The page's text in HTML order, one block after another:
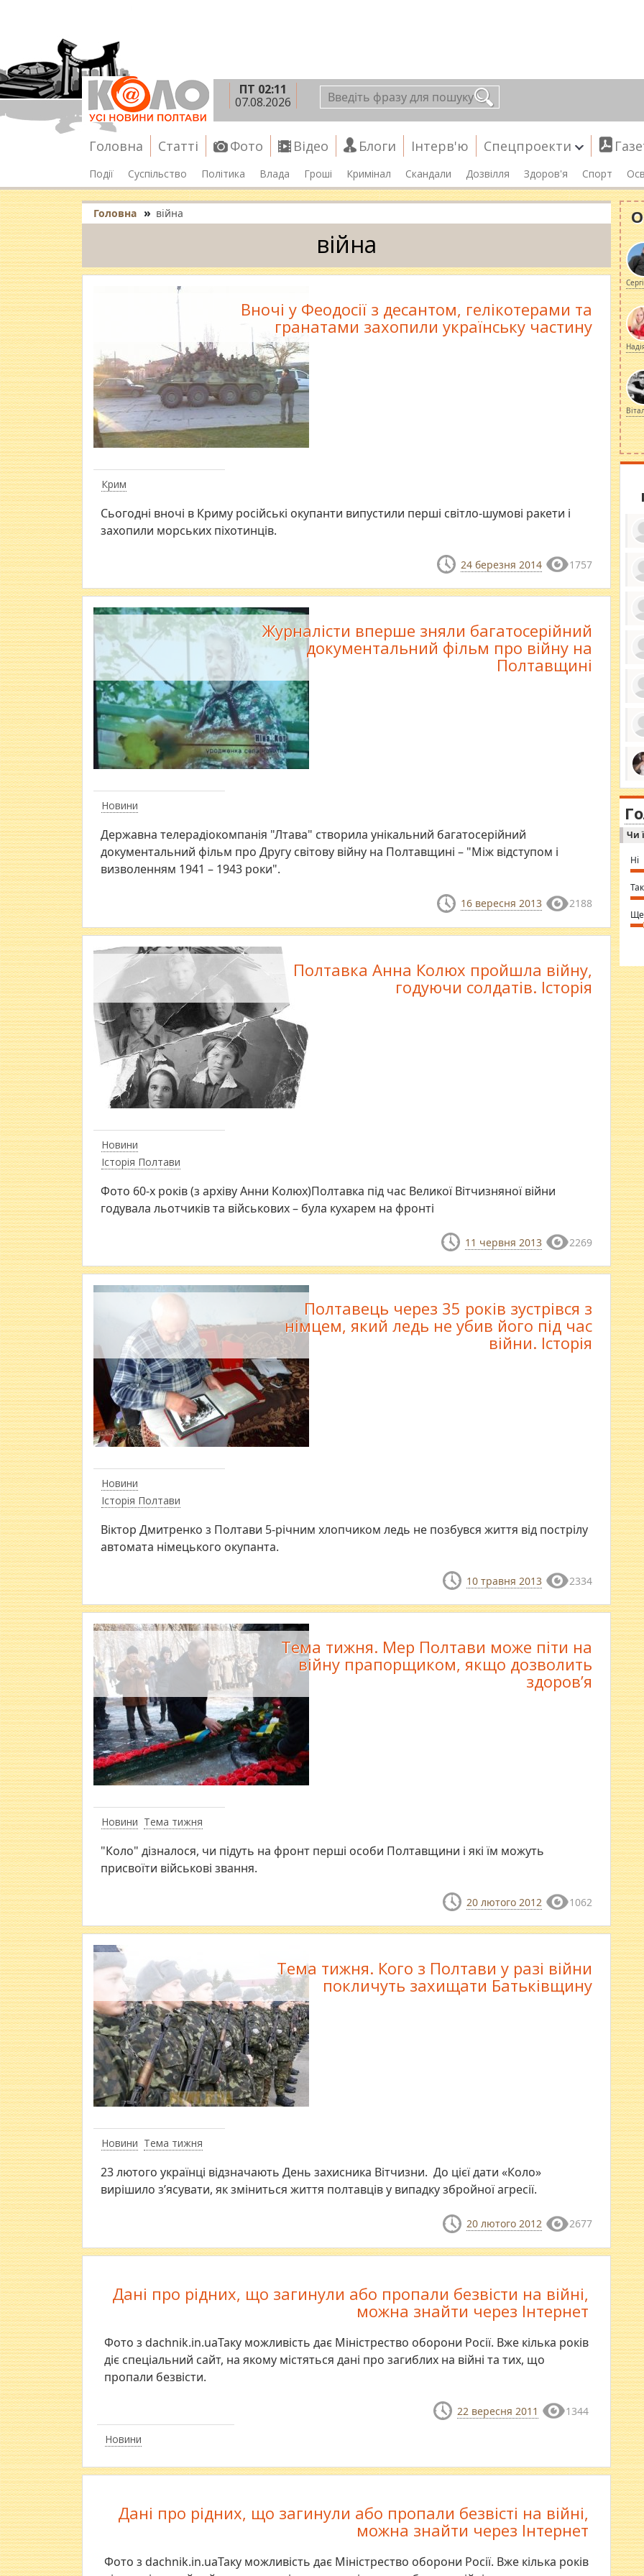
ПТ 02:11
07.08.2026
Головна Статті Фото Відео Блоги Інтерв'ю Спецпроекти
Події Суспільство Політика Влада Гроші Кримінал Скандали Дозвілля Здоров'я Спорт
Головна » війна
війна
Крим
Вночі у Феодосії з десантом, гелікотерами та
гранатами захопили українську частину
​Сьогодні вночі в Криму російські окупанти випустили перші світло-шумові ракети і
захопили морських піхотинців.
24 березня 2014 1757
Новини
Журналісти вперше зняли багатосерійний
документальний фільм про війну на
Полтавщині
Державна телерадіокомпанія "Лтава" створила унікальний багатосерійний
документальний фільм про Другу світову війну на Полтавщині – "Між відступом і
визволенням 1941 – 1943 роки".
16 вересня 2013 2188
Новини
Історія Полтави
Полтавка Анна Колюх пройшла війну,
годуючи солдатів. Історія
Фото 60-х років (з архіву Анни Колюх)Полтавка під час Великої Вітчизняної війни
годувала льотчиків та військових – була кухарем на фронті
11 червня 2013 2269
Новини
Історія Полтави
Полтавець через 35 років зустрівся з
німцем, який ледь не убив його під час
війни. Історія
Віктор Дмитренко з Полтави 5-річним хлопчиком ледь не позбувся життя від пострілу
автомата німецького окупанта.
10 травня 2013 2334
Новини Тема тижня
Тема тижня. Мер Полтави може піти на
війну прапорщиком, якщо дозволить
здоров’я
"Коло" дізналося, чи підуть на фронт перші особи Полтавщини і які їм можуть
присвоїти військові звання.
20 лютого 2012 1062
Новини Тема тижня
Тема тижня. Кого з Полтави у разі війни
покличуть захищати Батьківщину
23 лютого українці відзначають День захисника Вітчизни. До цієї дати «Коло»
вирішило з’ясувати, як зміниться життя полтавців у випадку збройної агресії.
20 лютого 2012 2677
Новини
Дані про рідних, що загинули або пропали безвісти на війні,
можна знайти через Інтернет
Фото з dachnik.in.uaТаку можливість дає Міністрество оборони Росії. Вже кілька років
діє спеціальний сайт, на якому містяться дані про загиблих на війні та тих, що
пропали безвісти.
22 вересня 2011 1344
Дані про рідних, що загинули або пропали безвісті на війні,
можна знайти через Інтернет
Фото з dachnik.in.uaТаку можливість дає Міністрество оборони Росії. Вже кілька років
за
ми
in
⇒
Чи
Ні
Так
Ще